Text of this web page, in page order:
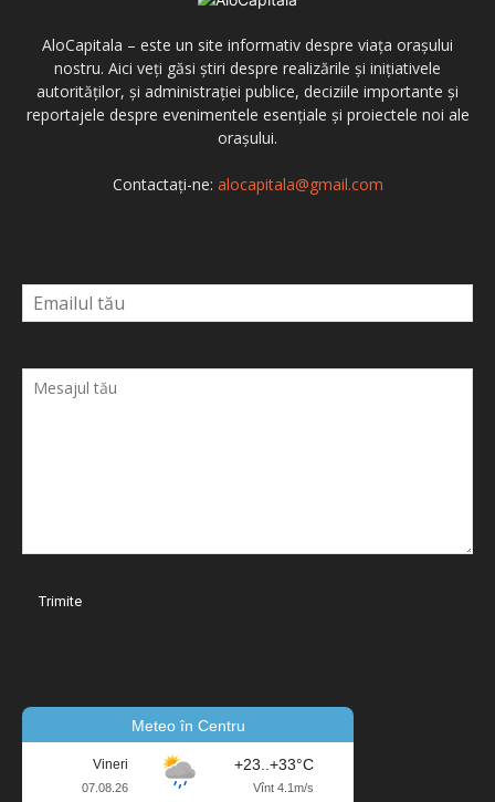
AloCapitala – este un site informativ despre viața orașului
nostru. Aici veți găsi știri despre realizările și inițiativele
autorităților, și administrației publice, deciziile importante și
reportajele despre evenimentele esențiale și proiectele noi ale
orașului.
Contactați-ne: alocapitala@gmail.com
Meteo în Centru
Vineri
07.08.26
+23..+33°C
Vînt 4.1m/s